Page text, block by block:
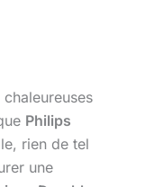
Philips
rien de tel
une